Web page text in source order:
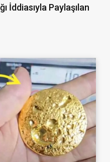
İddiasıyla Paylaşılan